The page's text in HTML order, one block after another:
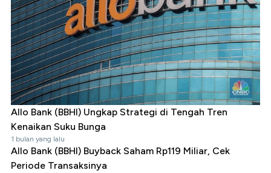
Allo Bank (BBHI) Ungkap Strategi di Tengah Tren
Kenaikan Suku Bunga
1 bulan yang lalu
Allo Bank (BBHI) Buyback Saham Rp119 Miliar, Cek
Periode Transaksinya